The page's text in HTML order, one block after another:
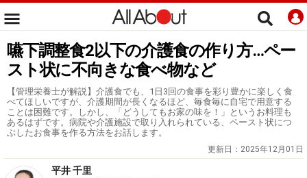
嚥下調整食2以下の介護食の作り方…ペー
スト状に不向きな食べ物など
【管理栄養士が解説】介護食でも、1日3回の食事を彩り豊かに楽しく食
べてほしいですが、介護期間が長くなるほど、毎食毎に自宅で用意する
ことは困難です。しかし、「どうしてもお家の味を！」というお料理も
あるはずです。病院や介護施設で取り入れられている、ペースト状につ
ぶしたお食事を作る方法をお話します。
更新日： 2025年12月01日
平井 千里